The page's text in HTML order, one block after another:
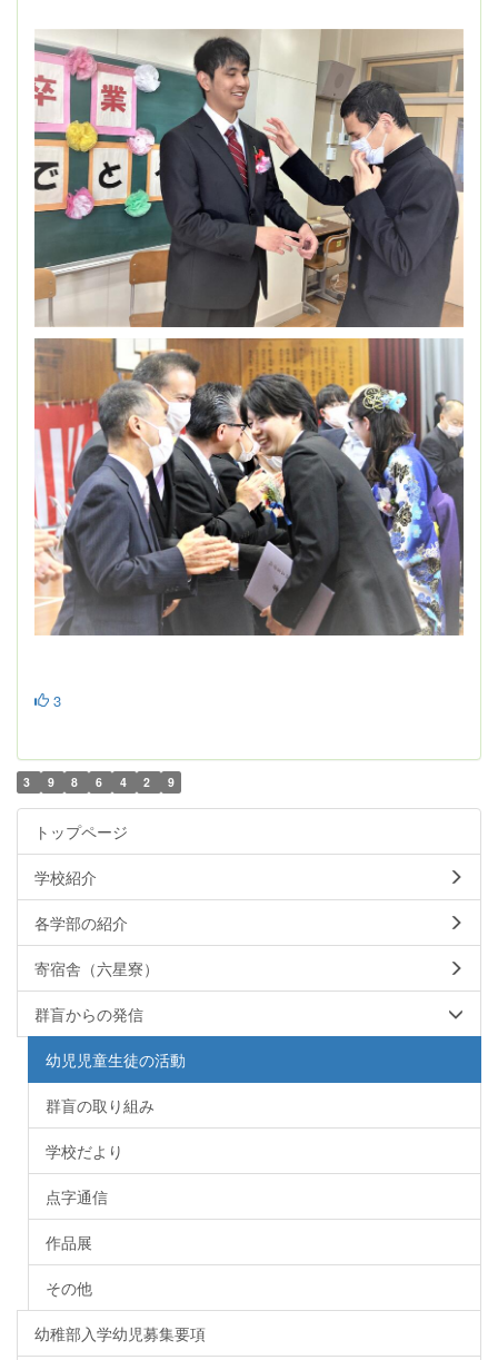
3
3 9 8 6 4 2 9
トップページ
学校紹介
各学部の紹介
寄宿舎（六星寮）
群盲からの発信
幼児児童生徒の活動
群盲の取り組み
学校だより
点字通信
作品展
その他
幼稚部入学幼児募集要項